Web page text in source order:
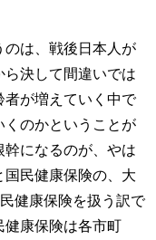
のは、戦後日本人が
決して間違いでは
が増えていく中で
くのかということが
になるのが、やは
民健康保険の、大
健康保険を扱う訳で
康保険は各市町